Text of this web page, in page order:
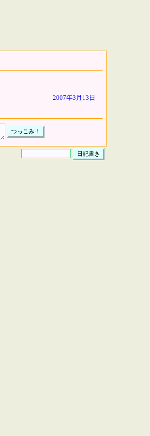
2007年3月13日